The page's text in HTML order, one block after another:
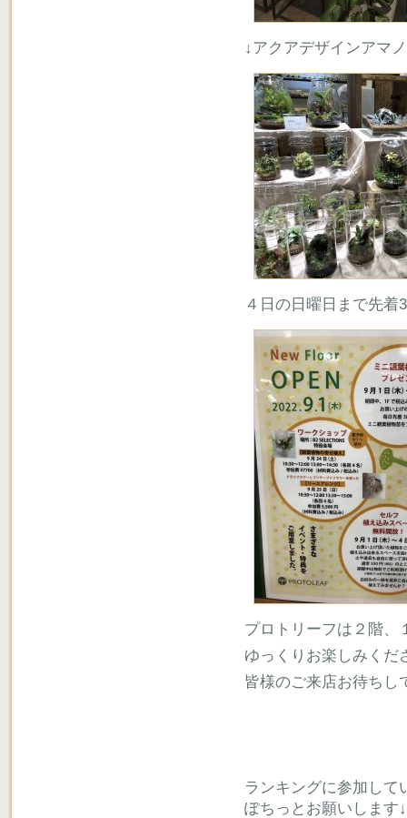
↓アクアデザインアマ
４日の日曜日まで先
プロトリーフは２階、
ゆっくりお楽しみくだ
皆様のご来店お待ちし
ランキングに参加して
ぽちっとお願いします↓